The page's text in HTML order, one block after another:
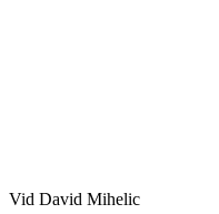
Vid David Mihelic